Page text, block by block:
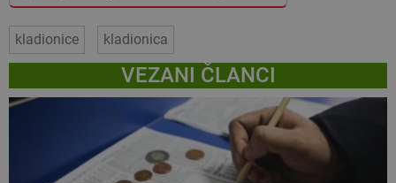
kladionice kladionica
VEZANI ČLANCI